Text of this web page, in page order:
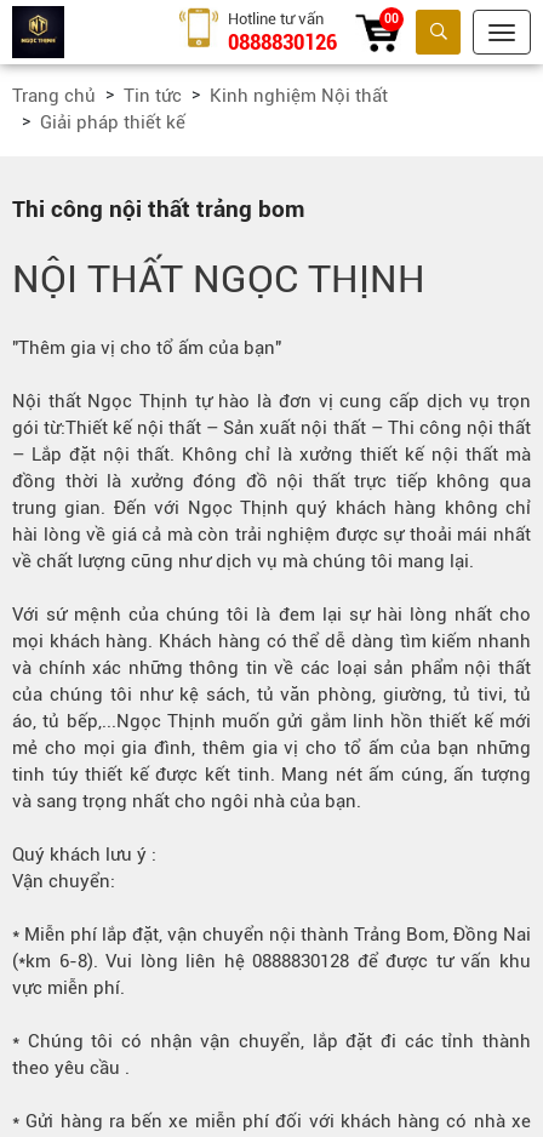
Tìm kiếm
Hotline tư vấn
0888830126
00
Trang chủ Tin tức
Kinh nghiệm Nội thất
Giải pháp thiết kế
Thi công nội thất trảng bom
NỘI THẤT NGỌC THỊNH
"Thêm gia vị cho tổ ấm của bạn"
Nội thất Ngọc Thịnh tự hào là đơn vị cung cấp dịch vụ trọn
gói từ:Thiết kế nội thất – Sản xuất nội thất – Thi công nội thất
– Lắp đặt nội thất. Không chỉ là xưởng thiết kế nội thất mà
đồng thời là xưởng đóng đồ nội thất trực tiếp không qua
trung gian. Đến với Ngọc Thịnh quý khách hàng không chỉ
hài lòng về giá cả mà còn trải nghiệm được sự thoải mái nhất
về chất lượng cũng như dịch vụ mà chúng tôi mang lại.
Với sứ mệnh của chúng tôi là đem lại sự hài lòng nhất cho
mọi khách hàng. Khách hàng có thể dễ dàng tìm kiếm nhanh
và chính xác những thông tin về các loại sản phẩm nội thất
của chúng tôi như kệ sách, tủ văn phòng, giường, tủ tivi, tủ
áo, tủ bếp,...Ngọc Thịnh muốn gửi gắm linh hồn thiết kế mới
mẻ cho mọi gia đình, thêm gia vị cho tổ ấm của bạn những
tinh túy thiết kế được kết tinh. Mang nét ấm cúng, ấn tượng
và sang trọng nhất cho ngôi nhà của bạn.
Quý khách lưu ý :
Vận chuyển:
* Miễn phí lắp đặt, vận chuyển nội thành Trảng Bom, Đồng Nai
(*km 6-8). Vui lòng liên hệ 0888830128 để được tư vấn khu
vực miễn phí.
* Chúng tôi có nhận vận chuyển, lắp đặt đi các tỉnh thành
theo yêu cầu .
* Gửi hàng ra bến xe miễn phí đối với khách hàng có nhà xe